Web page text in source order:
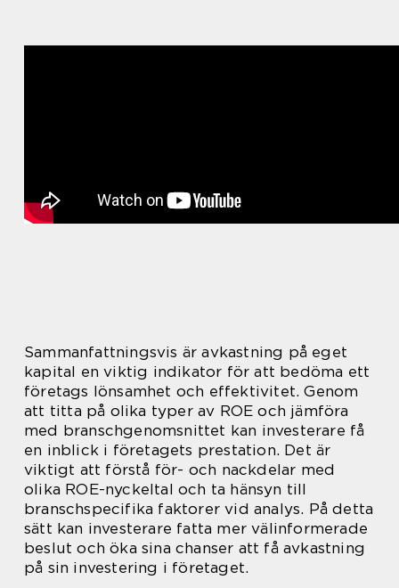
Sammanfattningsvis är avkastning på eget
kapital en viktig indikator för att bedöma ett
företags lönsamhet och effektivitet. Genom
att titta på olika typer av ROE och jämföra
med branschgenomsnittet kan investerare få
en inblick i företagets prestation. Det är
viktigt att förstå för- och nackdelar med
olika ROE-nyckeltal och ta hänsyn till
branschspecifika faktorer vid analys. På detta
sätt kan investerare fatta mer välinformerade
beslut och öka sina chanser att få avkastning
på sin investering i företaget.